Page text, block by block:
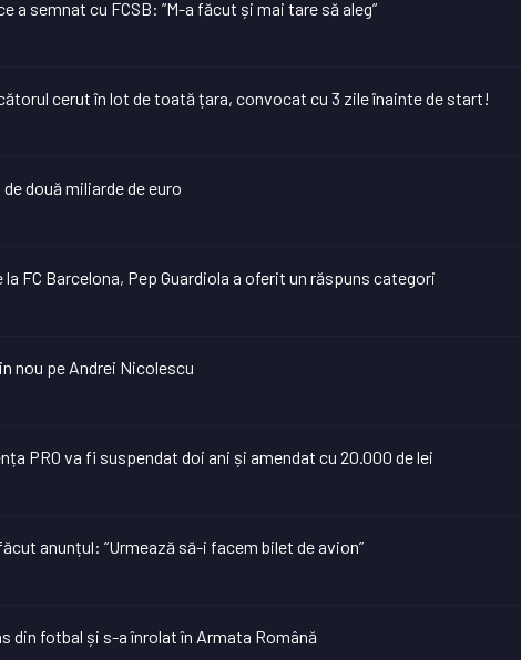
a semnat cu FCSB: ”M-a făcut și mai tare să aleg”
cerut în lot de toată țara, convocat cu 3 zile înainte de start!
două miliarde de euro
FC Barcelona, Pep Guardiola a oferit un răspuns categori
nou pe Andrei Nicolescu
PRO va fi suspendat doi ani și amendat cu 20.000 de lei
anunțul: ”Urmează să-i facem bilet de avion”
din fotbal și s-a înrolat în Armata Română